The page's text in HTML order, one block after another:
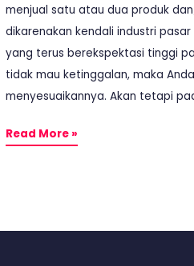
menjual satu atau dua produk
dikarenakan kendali industri
yang terus berekspektasi tinggi
tidak mau ketinggalan, maka
menyesuaikannya. Akan tetapi
Read More »